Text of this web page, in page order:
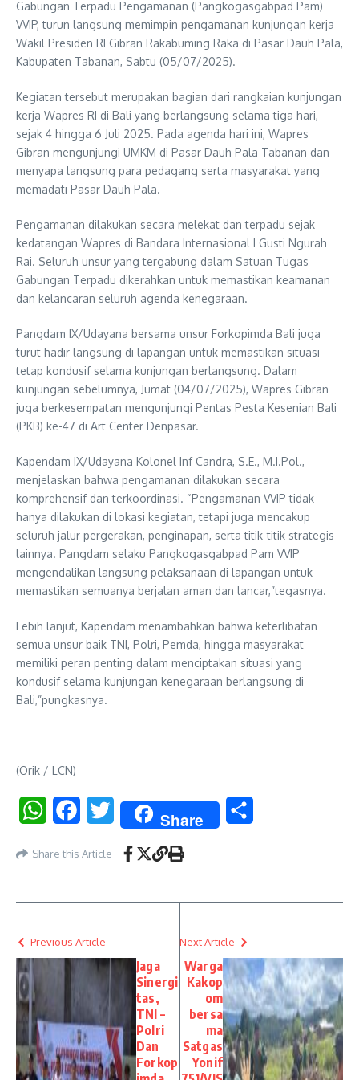
Gabungan Terpadu Pengamanan (Pangkogasgabpad Pam)
VVIP, turun langsung memimpin pengamanan kunjungan kerja
Wakil Presiden RI Gibran Rakabuming Raka di Pasar Dauh Pala,
Kabupaten Tabanan, Sabtu (05/07/2025).
Kegiatan tersebut merupakan bagian dari rangkaian kunjungan
kerja Wapres RI di Bali yang berlangsung selama tiga hari,
sejak 4 hingga 6 Juli 2025. Pada agenda hari ini, Wapres
Gibran mengunjungi UMKM di Pasar Dauh Pala Tabanan dan
menyapa langsung para pedagang serta masyarakat yang
memadati Pasar Dauh Pala.
Pengamanan dilakukan secara melekat dan terpadu sejak
kedatangan Wapres di Bandara Internasional I Gusti Ngurah
Rai. Seluruh unsur yang tergabung dalam Satuan Tugas
Gabungan Terpadu dikerahkan untuk memastikan keamanan
dan kelancaran seluruh agenda kenegaraan.
Pangdam IX/Udayana bersama unsur Forkopimda Bali juga
turut hadir langsung di lapangan untuk memastikan situasi
tetap kondusif selama kunjungan berlangsung. Dalam
kunjungan sebelumnya, Jumat (04/07/2025), Wapres Gibran
juga berkesempatan mengunjungi Pentas Pesta Kesenian Bali
(PKB) ke-47 di Art Center Denpasar.
Kapendam IX/Udayana Kolonel Inf Candra, S.E., M.I.Pol.,
menjelaskan bahwa pengamanan dilakukan secara
komprehensif dan terkoordinasi. “Pengamanan VVIP tidak
hanya dilakukan di lokasi kegiatan, tetapi juga mencakup
seluruh jalur pergerakan, penginapan, serta titik-titik strategis
lainnya. Pangdam selaku Pangkogasgabpad Pam VVIP
mengendalikan langsung pelaksanaan di lapangan untuk
memastikan semuanya berjalan aman dan lancar,”tegasnya.
Lebih lanjut, Kapendam menambahkan bahwa keterlibatan
semua unsur baik TNI, Polri, Pemda, hingga masyarakat
memiliki peran penting dalam menciptakan situasi yang
kondusif selama kunjungan kenegaraan berlangsung di
Bali,”pungkasnya.
(Orik / LCN)
WhatsAppFacebookTwitter Share
Share this Article
Previous Article
Jaga
Sinergi
tas,
TNI –
Polri
Dan
Forkop
Next Article
Warga
Kakop
om
bersa
ma
Satgas
Yonif